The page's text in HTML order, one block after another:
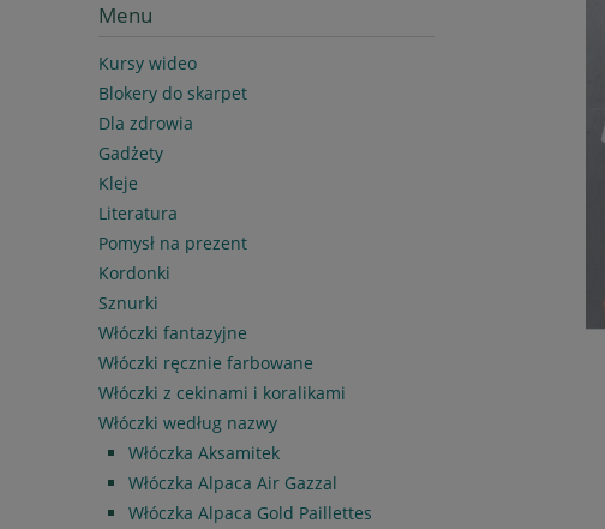
Menu
Kursy wideo
Blokery do skarpet
Dla zdrowia
Gadżety
Kleje
Literatura
Pomysł na prezent
Kordonki
Sznurki
Włóczki fantazyjne
Włóczki ręcznie farbowane
Włóczki z cekinami i koralikami
Włóczki według nazwy
Włóczka Aksamitek
Włóczka Alpaca Air Gazzal
Włóczka Alpaca Gold Paillettes